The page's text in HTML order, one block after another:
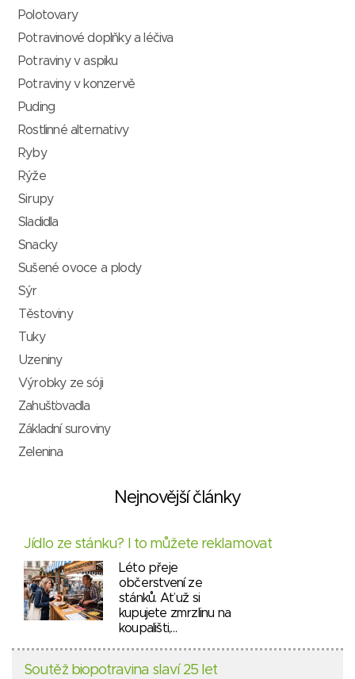
Polotovary
Potravinové doplňky a léčiva
Potraviny v aspiku
Potraviny v konzervě
Puding
Rostlinné alternativy
Ryby
Rýže
Sirupy
Sladidla
Snacky
Sušené ovoce a plody
Sýr
Těstoviny
Tuky
Uzeniny
Výrobky ze sóji
Zahušťovadla
Základní suroviny
Zelenina
Nejnovější články
Jídlo ze stánku? I to můžete reklamovat
Léto přeje
občerstvení ze
stánků. Ať už si
kupujete zmrzlinu na
koupališti,…
Soutěž biopotravina slaví 25 let